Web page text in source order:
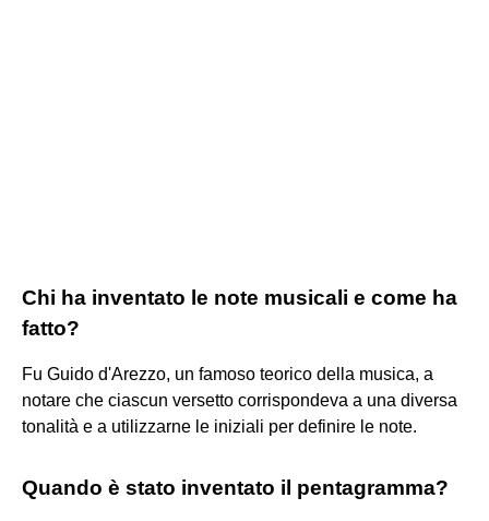
Chi ha inventato le note musicali e come ha
fatto?
Fu Guido d'Arezzo, un famoso teorico della musica, a
notare che ciascun versetto corrispondeva a una diversa
tonalità e a utilizzarne le iniziali per definire le note.
Quando è stato inventato il pentagramma?